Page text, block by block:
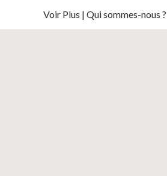
Voir Plus | Qui sommes-nous ?